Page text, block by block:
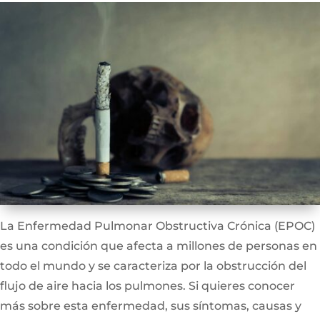
La Enfermedad Pulmonar Obstructiva Crónica (EPOC)
es una condición que afecta a millones de personas en
todo el mundo y se caracteriza por la obstrucción del
flujo de aire hacia los pulmones. Si quieres conocer
más sobre esta enfermedad, sus síntomas, causas y